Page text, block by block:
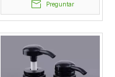
Fabricación al por mayor
Cosméticos Toda la
Preguntar